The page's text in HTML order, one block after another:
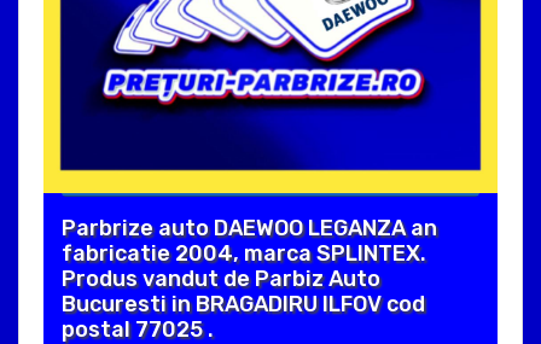
Parbrize auto DAEWOO LEGANZA an
fabricatie 2004, marca SPLINTEX.
Produs vandut de Parbiz Auto
Bucuresti in BRAGADIRU ILFOV cod
postal 77025 .